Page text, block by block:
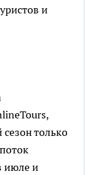
и
только
июле и